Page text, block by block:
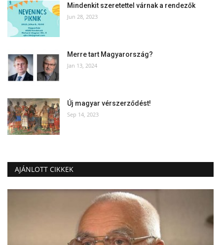
Mindenkit szeretettel várnak a rendezők
Jun 28, 2023
Merre tart Magyarország?
Jan 13, 2024
Új magyar vérszerződést!
Sep 14, 2023
AJÁNLOTT CIKKEK